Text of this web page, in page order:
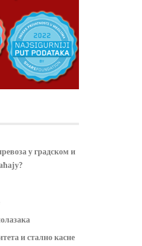
у градском и
и стално касне